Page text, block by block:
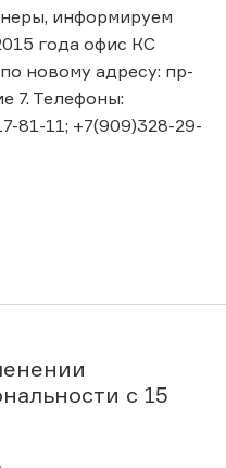
информируем
года офис КС
новому адресу: пр-
7. Телефоны:
81-11; +7(909)328-29-
с 15